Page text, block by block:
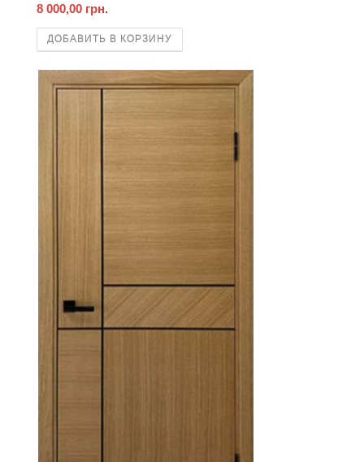
8 000,00 грн.
ДОБАВИТЬ В КОРЗИНУ